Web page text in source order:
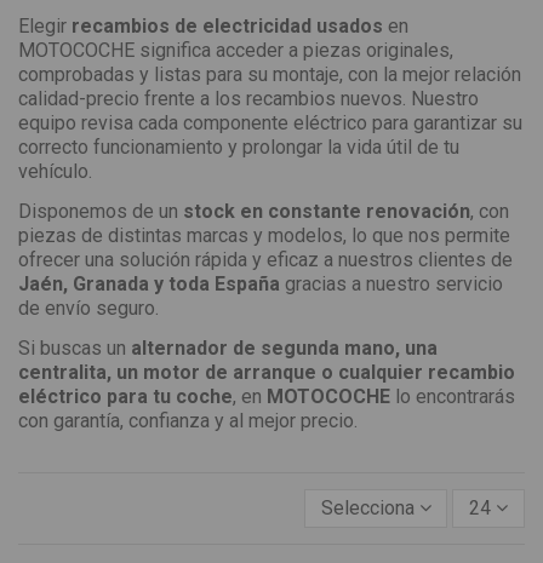
Elegir recambios de electricidad usados en
MOTOCOCHE significa acceder a piezas originales,
comprobadas y listas para su montaje, con la mejor relación
calidad-precio frente a los recambios nuevos. Nuestro
equipo revisa cada componente eléctrico para garantizar su
correcto funcionamiento y prolongar la vida útil de tu
vehículo.
Disponemos de un stock en constante renovación, con
piezas de distintas marcas y modelos, lo que nos permite
ofrecer una solución rápida y eficaz a nuestros clientes de
Jaén, Granada y toda España gracias a nuestro servicio
de envío seguro.
Si buscas un alternador de segunda mano, una
centralita, un motor de arranque o cualquier recambio
eléctrico para tu coche, en MOTOCOCHE lo encontrarás
con garantía, confianza y al mejor precio.
Selecciona 24